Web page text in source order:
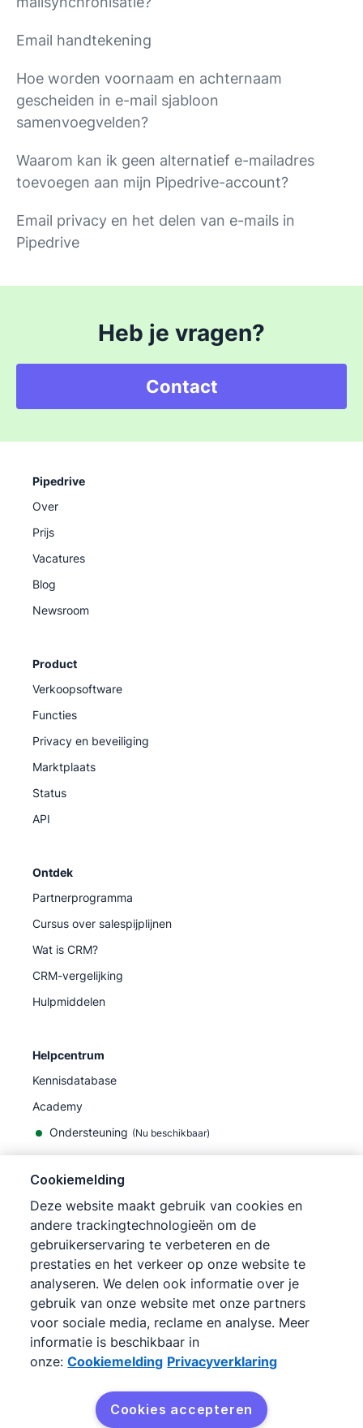
Email handtekening
Hoe worden voornaam en achternaam
gescheiden in e-mail sjabloon
samenvoegvelden?
Waarom kan ik geen alternatief e-mailadres
toevoegen aan mijn Pipedrive-account?
Email privacy en het delen van e-mails in
Pipedrive
Heb je vragen?
Contact
Pipedrive
Over
Prijs
Vacatures
Blog
Newsroom
Product
Verkoopsoftware
Functies
Privacy en beveiliging
Marktplaats
Status
API
Ontdek
Partnerprogramma
Cursus over salespijplijnen
Wat is CRM?
CRM-vergelijking
Hulpmiddelen
Helpcentrum
Kennisdatabase
Academy
Ondersteuning (Nu beschikbaar)
©2026 Pipedrive
Pipedrive
Gebruiksvoorwaarden
Pipedrive
Privacyverklaring
Siteoverzicht
Cookiemelding
Cookievoorkeuren
Pipedrive is een online CRM voor sales.
Cookiemelding
Deze website maakt gebruik van cookies en
andere trackingtechnologieën om de
gebruikerservaring te verbeteren en de
prestaties en het verkeer op onze website te
analyseren. We delen ook informatie over je
gebruik van onze website met onze partners
voor sociale media, reclame en analyse. Meer
informatie is beschikbaar in
onze: Cookiemelding Privacyverklaring
Cookies accepteren